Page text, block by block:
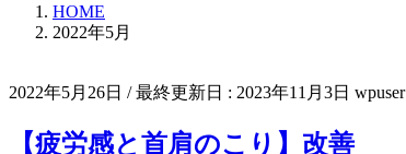
HOME
2022年5月
2022年5月26日 / 最終更新日 : 2023年11月3日 wpuser
【疲労感と首肩のこり】改善